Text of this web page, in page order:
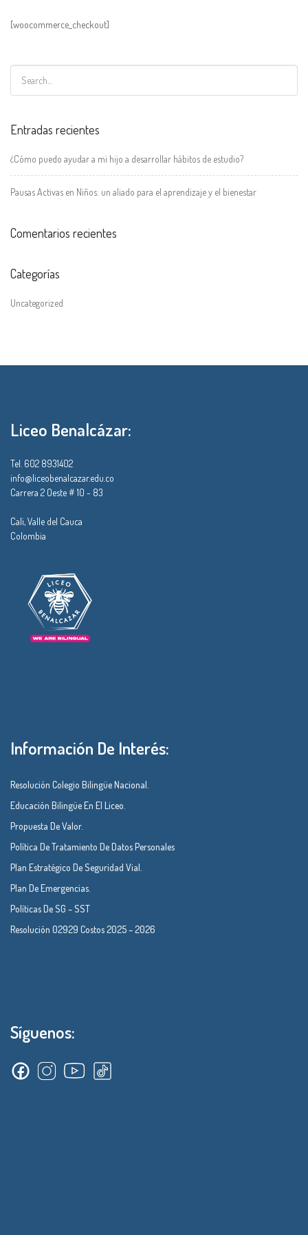
[woocommerce_checkout]
Entradas recientes
¿Cómo puedo ayudar a mi hijo a desarrollar hábitos de estudio?
Pausas Activas en Niños: un aliado para el aprendizaje y el bienestar
Comentarios recientes
Categorías
Uncategorized
Liceo Benalcázar:
Tel. 602 8931402
info@liceobenalcazar.edu.co
Carrera 2 Oeste # 10 - 83
Cali, Valle del Cauca
Colombia
Información De Interés:
Resolución Colegio Bilingüe Nacional.
Educación Bilingüe En El Liceo.
Propuesta De Valor.
Política De Tratamiento De Datos Personales
Plan Estratégico De Seguridad Vial.
Plan De Emergencias.
Políticas De SG – SST
Resolución 02929 Costos 2025 – 2026
Síguenos: